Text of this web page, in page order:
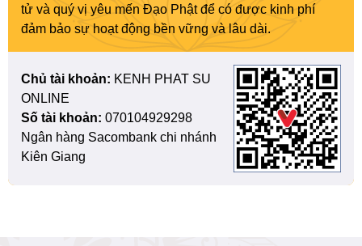
tử và quý vị yêu mến Đạo Phật để có được kinh phí
đảm bảo sự hoạt động bền vững và lâu dài.
Chủ tài khoản: KENH PHAT SU
ONLINE
Số tài khoản: 070104929298
Ngân hàng Sacombank chi nhánh
Kiên Giang